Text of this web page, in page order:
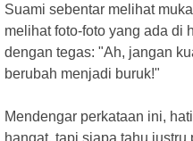
Suami sebentar melihat
melihat foto-foto yang ada di
dengan tegas: "Ah, jangan
berubah menjadi buruk!"
Mendengar perkataan ini,
hangat, tapi siapa tahu